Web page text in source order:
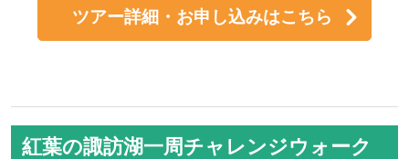
ツアー詳細・お申し込みはこちら
紅葉の諏訪湖一周チャレンジウォーク